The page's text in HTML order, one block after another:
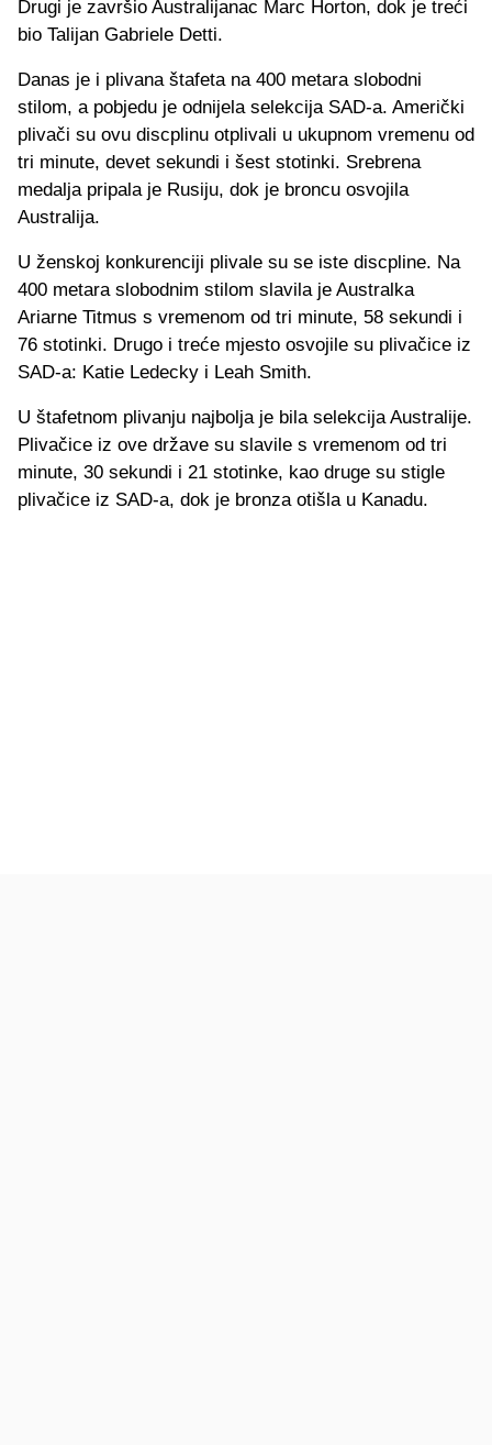
Drugi je završio Australijanac Marc Horton, dok je treći
bio Talijan Gabriele Detti.
Danas je i plivana štafeta na 400 metara slobodni
stilom, a pobjedu je odnijela selekcija SAD-a. Američki
plivači su ovu discplinu otplivali u ukupnom vremenu od
tri minute, devet sekundi i šest stotinki. Srebrena
medalja pripala je Rusiju, dok je broncu osvojila
Australija.
U ženskoj konkurenciji plivale su se iste discpline. Na
400 metara slobodnim stilom slavila je Australka
Ariarne Titmus s vremenom od tri minute, 58 sekundi i
76 stotinki. Drugo i treće mjesto osvojile su plivačice iz
SAD-a: Katie Ledecky i Leah Smith.
U štafetnom plivanju najbolja je bila selekcija Australije.
Plivačice iz ove države su slavile s vremenom od tri
minute, 30 sekundi i 21 stotinke, kao druge su stigle
plivačice iz SAD-a, dok je bronza otišla u Kanadu.